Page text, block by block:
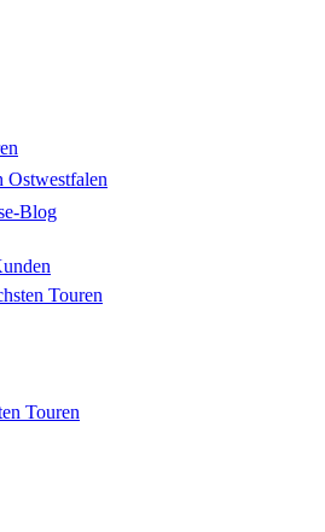
Blog
Touren
Touren